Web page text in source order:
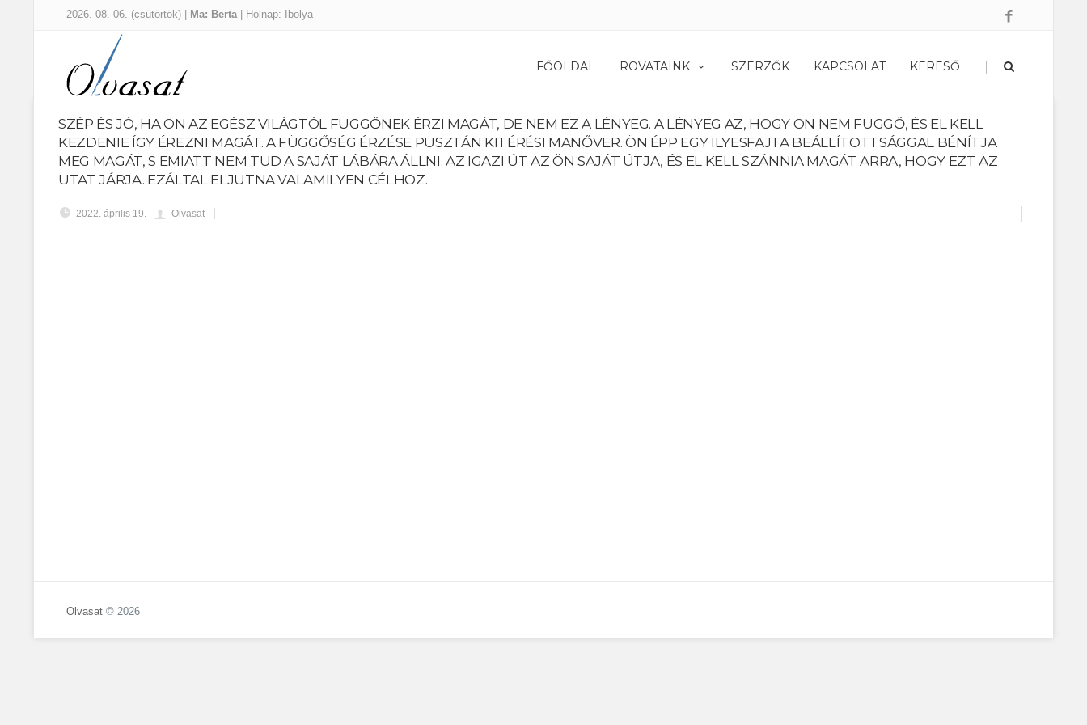
2026. 08. 06. (csütörtök) | Ma: Berta | Holnap: Ibolya
FŐOLDAL ROVATAINK SZERZŐK KAPCSOLAT KERESŐ |
SZÉP ÉS JÓ, HA ÖN AZ EGÉSZ VILÁGTÓL FÜGGŐNEK ÉRZI MAGÁT, DE NEM EZ A LÉNYEG. A LÉNYEG AZ, HOGY ÖN NEM FÜGGŐ, ÉS EL KELL
KEZDENIE ÍGY ÉREZNI MAGÁT. A FÜGGŐSÉG ÉRZÉSE PUSZTÁN KITÉRÉSI MANŐVER. ÖN ÉPP EGY ILYESFAJTA BEÁLLÍTOTTSÁGGAL BÉNÍTJA
MEG MAGÁT, S EMIATT NEM TUD A SAJÁT LÁBÁRA ÁLLNI. AZ IGAZI ÚT AZ ÖN SAJÁT ÚTJA, ÉS EL KELL SZÁNNIA MAGÁT ARRA, HOGY EZT AZ
UTAT JÁRJA. EZÁLTAL ELJUTNA VALAMILYEN CÉLHOZ.
2022. április 19. Olvasat
Olvasat © 2026